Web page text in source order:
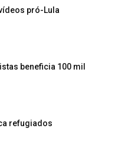
pró-Lula
beneficia 100 mil
refugiados